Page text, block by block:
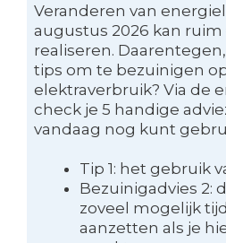
Veranderen van
augustus 2026 kan
realiseren.
tips om te bezuinigen
elektraverbruik? Via de
check je 5 handige
vandaag nog kunt
Tip 1: het gebruik
Bezuinigadvies 2:
zoveel mogelijk
aanzetten als je